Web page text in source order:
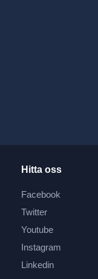
Hitta oss
Facebook
Twitter
Youtube
Instagram
Linkedin